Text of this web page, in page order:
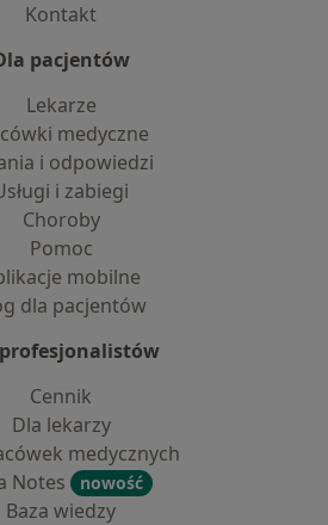
Kontakt
pacjentów
Lekarze
medyczne
i odpowiedzi
i zabiegi
Choroby
Pomoc
mobilne
dla pacjentów
Cennik
Dla lekarzy
medycznych
Notes
nowość
Baza wiedzy